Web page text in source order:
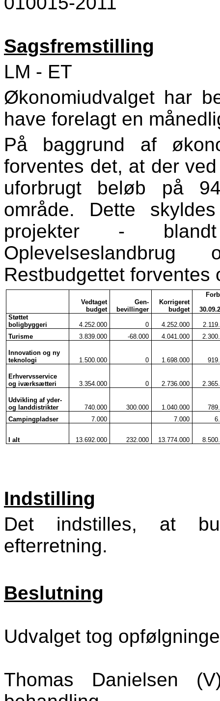
Sagsfremstilling
LM - ET
Økonomiudvalget har
have forelagt en
På baggrund af
forventes det, at der
uforbrugt beløb på
område. Dette
projekter - blandt
Restbudgettet forventes
Vedtaget
budget
Gen-
bevillinger
Korrigeret
budget
Støttet
boligbyggeri
4.252.000 0 4.252.000
Turisme
3.839.000 -68.000 4.041.000
Innovation og ny
teknologi
1.500.000 0 1.698.000
Erhvervsservice
og iværksætteri
3.354.000 0 2.736.000
Udvikling af yder-
og landdistrikter
740.000 300.000 1.040.000
Campingpladser
7.000 7.000
I alt 13.692.000 232.000 13.774.000
Indstilling
Det indstilles, at
efterretning.
Beslutning
Udvalget tog
Thomas Danielsen